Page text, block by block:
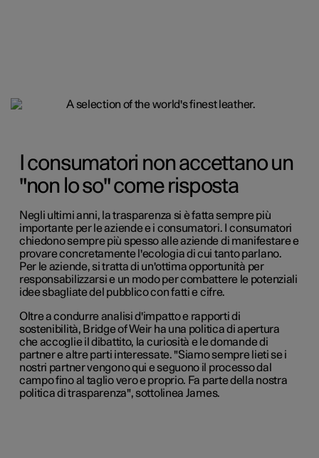
I consumatori non accettano un
"non lo so" come risposta
Negli ultimi anni, la trasparenza si è fatta sempre più
importante per le aziende e i consumatori. I consumatori
chiedono sempre più spesso alle aziende di manifestare e
provare concretamente l'ecologia di cui tanto parlano.
Per le aziende, si tratta di un'ottima opportunità per
responsabilizzarsi e un modo per combattere le potenziali
idee sbagliate del pubblico con fatti e cifre.
Oltre a condurre analisi d'impatto e rapporti di
sostenibilità, Bridge of Weir ha una politica di apertura
che accoglie il dibattito, la curiosità e le domande di
partner e altre parti interessate. "Siamo sempre lieti se i
nostri partner vengono qui e seguono il processo dal
campo fino al taglio vero e proprio. Fa parte della nostra
politica di trasparenza", sottolinea James.